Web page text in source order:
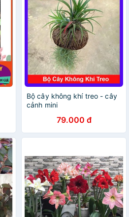
Bộ cây không khí treo - cây
cảnh mini
79.000 đ